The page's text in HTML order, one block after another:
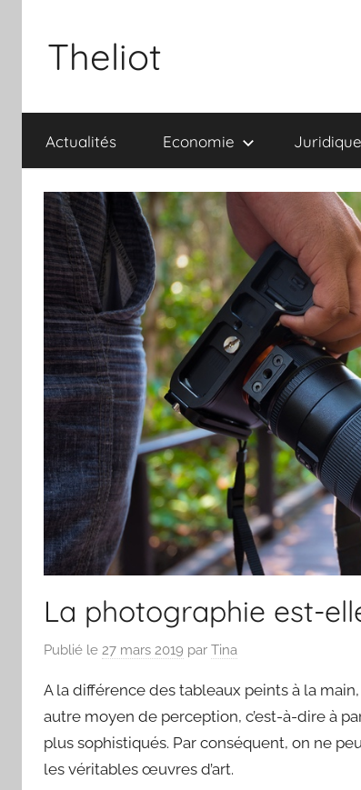
contenu
Theliot
Actualités Economie Juridique
La photographie est-
Publié le 27 mars 2019 par Tina
A la différence des tableaux peints à la
autre moyen de perception, c’est-à-dire à
plus sophistiqués. Par conséquent, on ne
les véritables œuvres d’art.